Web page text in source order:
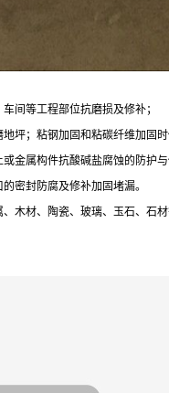
车间等工程部位抗磨损及修补；
坪；粘钢加固和粘碳纤维加固
金属构件抗酸碱盐腐蚀的防护
的密封防腐及修补加固堵漏。
木材、陶瓷、玻璃、玉石、石